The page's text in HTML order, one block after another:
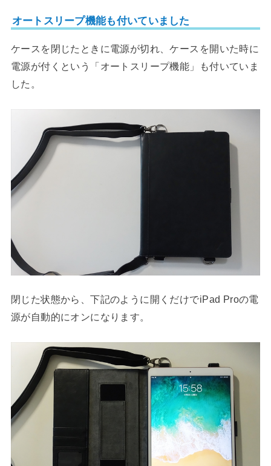
オートスリープ機能も付いていました
ケースを閉じたときに電源が切れ、ケースを開いた時に
電源が付くという「オートスリープ機能」も付いていま
した。
閉じた状態から、下記のように開くだけでiPad Proの電
源が自動的にオンになります。